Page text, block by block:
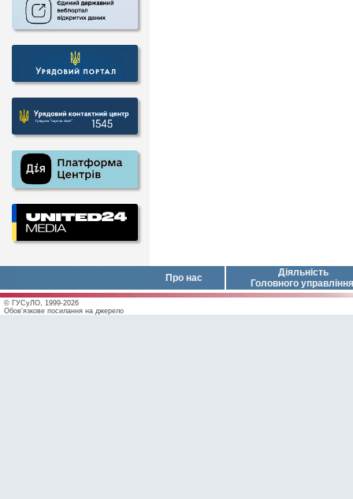
Про нас
Діяльність
Головного управління
© ГУСуЛО, 1999-2026
Обов'язкове посилання на джерело